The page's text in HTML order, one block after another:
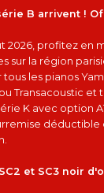
B arrivent !
2026, profitez en
sur la région
tous les pianos
Transacoustic et
K avec option
déductible
et SC3 noir